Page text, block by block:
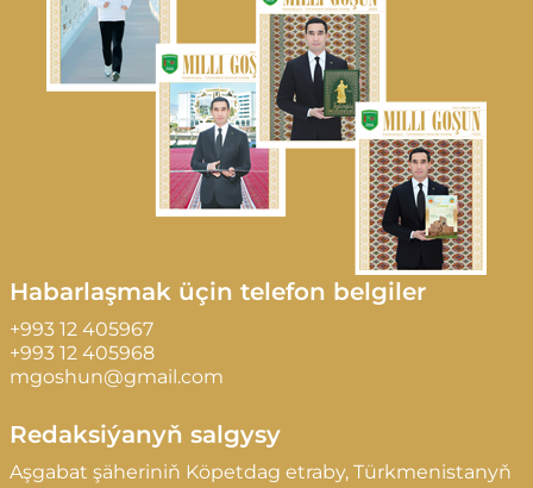
Habarlaşmak üçin telefon belgiler
+993 12 405967
+993 12 405968
mgoshun@gmail.com
Redaksiýanyň salgysy
Aşgabat şäheriniň Köpetdag etraby, Türkmenistanyň